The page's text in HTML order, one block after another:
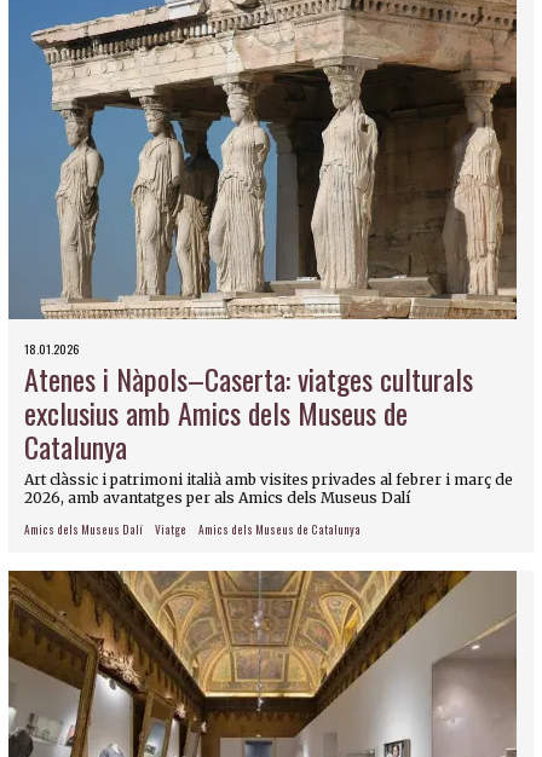
18.01.2026
Atenes i Nàpols–Caserta: viatges culturals
exclusius amb Amics dels Museus de
Catalunya
Art clàssic i patrimoni italià amb visites privades al febrer i març de
2026, amb avantatges per als Amics dels Museus Dalí
Amics dels Museus Dalí Viatge Amics dels Museus de Catalunya